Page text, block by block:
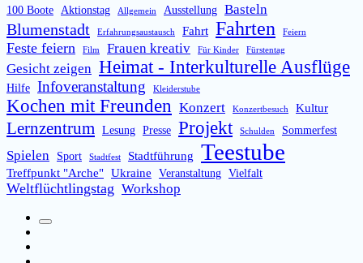
100 Boote Aktionstag Allgemein Ausstellung Basteln
Blumenstadt Erfahrungsaustausch Fahrt Fahrten Feiern
Feste feiern Film Frauen kreativ Für Kinder Fürstentag
Gesicht zeigen Heimat - Interkulturelle Ausflüge
Hilfe Infoveranstaltung Kleiderstube
Kochen mit Freunden Konzert Konzertbesuch Kultur
Lernzentrum Lesung Presse Projekt Schulden Sommerfest
Spielen Sport Stadtfest Stadtführung Teestube
Treffpunkt "Arche" Ukraine Veranstaltung Vielfalt
Weltflüchtlingstag Workshop
Suchfeld